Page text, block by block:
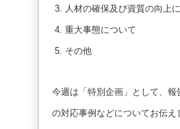
人材の確保及び資質の向上
重大事態について
その他
今週は「特別企画」として、
の対応事例などについてお伝え